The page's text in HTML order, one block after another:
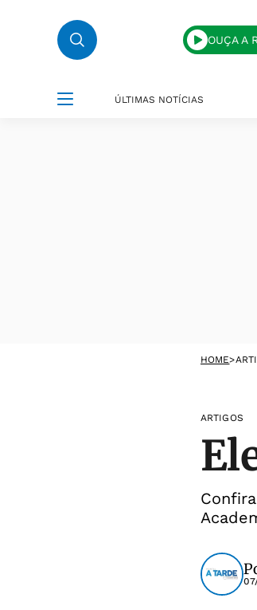
OUÇA A
ÚLTIMAS NOTÍCIAS
HOME>
ARTIGOS